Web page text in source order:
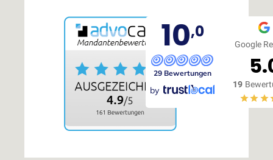
10,0
29 Bewertungen
by
Google
19